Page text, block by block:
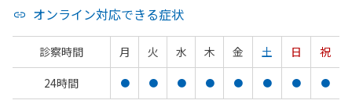
オンライン対応できる症状
診察時間 月 火 水 木 金 土 日
祝
24時間
● ● ● ● ● ● ● ●